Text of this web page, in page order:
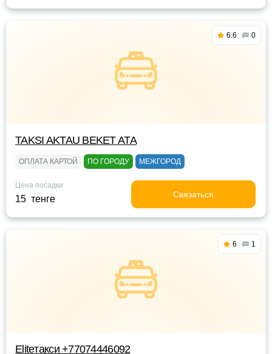
6.6 0
TAKSI AKTAU BEKET ATA
ОПЛАТА КАРТОЙ ПО ГОРОДУ МЕЖГОРОД
Цена посадки
15 тенге Связаться
6 1
Eliteтакси +77074446092